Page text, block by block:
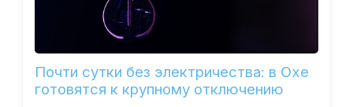
Почти сутки без электричества: в Охе
готовятся к крупному отключению